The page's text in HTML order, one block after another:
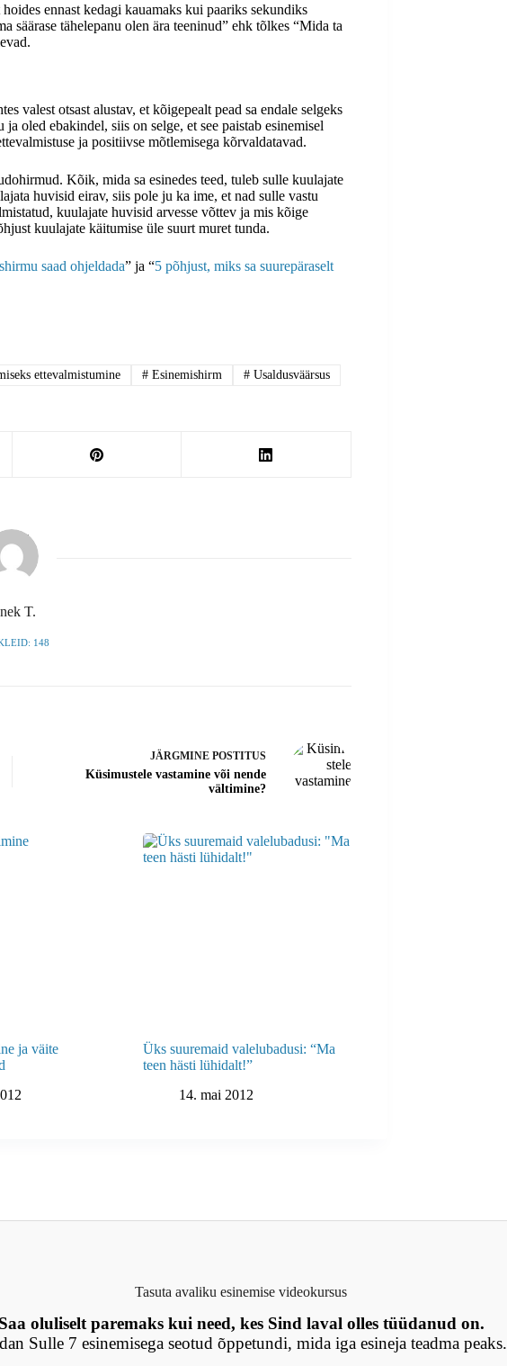
ennast kedagi kauamaks kui paariks sekundiks
säärase tähelepanu olen ära teeninud” ehk tõlkes “Mida ta
valest otsast alustav, et kõigepealt pead sa endale selgeks
oled ebakindel, siis on selge, et see paistab esinemisel
ja positiivse mõtlemisega kõrvaldatavad.
Kõik, mida sa esinedes teed, tuleb sulle kuulajate
huvisid eirav, siis pole ju ka ime, et nad sulle vastu
kuulajate huvisid arvesse võttev ja mis kõige
kuulajate käitumise üle suurt muret tunda.
saad ohjeldada” ja “5 põhjust, miks sa suurepäraselt
ettevalmistumine # Esinemishirm # Usaldusväärsus
T.
148
JÄRGMINE POSTITUS
Küsimustele vastamine või nende
vältimine?
ja väite
Üks suuremaid valelubadusi: “Ma
teen hästi lühidalt!”
14. mai 2012
Tasuta avaliku esinemise videokursus
Saa oluliselt paremaks kui need, kes Sind laval olles tüüdanud on.
Sulle 7 esinemisega seotud õppetundi, mida iga esineja teadma peaks.